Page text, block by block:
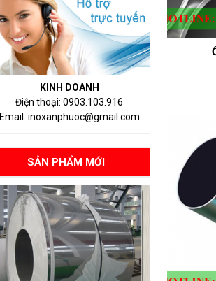
KINH DOANH
Điện thoại: 0903.103.916
Email: inoxanphuoc@gmail.com
SẢN PHẨM MỚI